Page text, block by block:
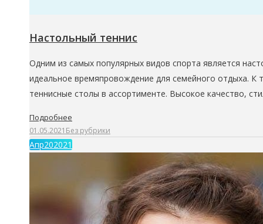
Настольный теннис
Одним из самых популярных видов спорта является
идеальное времяпровождение для семейного отдыха. К
теннисные столы в ассортименте. Высокое качество,
Подробнее
01.05.2021 Без рубрики
Апр202021